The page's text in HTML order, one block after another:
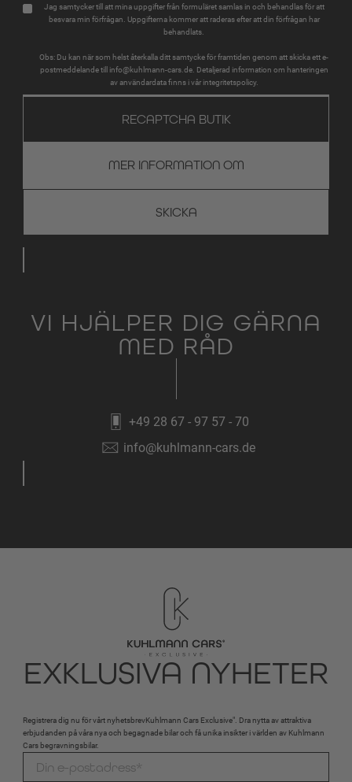
Jag samtycker till att mina uppgifter från formuläret samlas in och behandlas för att
besvara min förfrågan. Uppgifterna kommer att raderas efter att din förfrågan har
behandlats.
Obs: Du kan när som helst återkalla ditt samtycke för framtiden genom att skicka ett e-
postmeddelande till info@kuhlmann-cars.de. Detaljerad information om hanteringen
av användardata finns i vår integritetspolicy.
RECAPTCHA BUTIK
MER INFORMATION OM
VI HJÄLPER DIG GÄRNA
MED RÅD
+49 28 67 - 97 57 - 70
info@kuhlmann-cars.de
EXKLUSIVA NYHETER
Registrera dig nu för vårt nyhetsbrevKuhlmann Cars Exclusive". Dra nytta av attraktiva
erbjudanden på våra nya och begagnade bilar och få unika insikter i världen av Kuhlmann
Cars begravningsbilar.